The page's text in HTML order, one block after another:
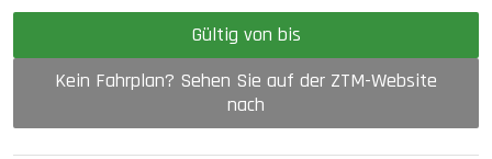
Gültig von bis
Kein Fahrplan? Sehen Sie auf der ZTM-Website
nach